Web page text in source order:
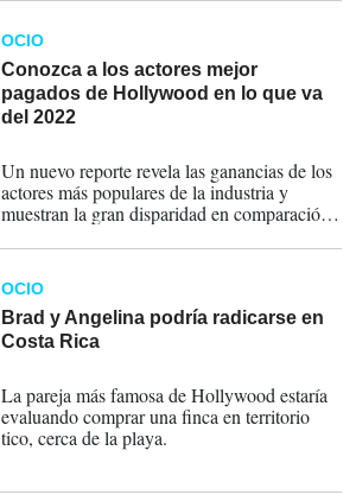
OCIO
Conozca a los actores mejor
pagados de Hollywood en lo que va
del 2022
Un nuevo reporte revela las ganancias de los
actores más populares de la industria y
muestran la gran disparidad en comparación
OCIO
Brad y Angelina podría radicarse en
Costa Rica
La pareja más famosa de Hollywood estaría
evaluando comprar una finca en territorio
tico, cerca de la playa.